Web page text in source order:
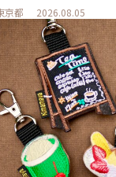
京都 2026.08.05